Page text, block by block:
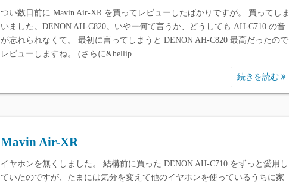
つい数日前に Mavin Air-XR を買ってレビューしたばかりですが。 買ってしま
いました。DENON AH-C820。いやー何て言うか、どうしても AH-C710 の音
が忘れられなくて。 最初に言ってしまうと DENON AH-C820 最高だったので
レビューしますね。 (さらに&hellip…
続きを読む
Mavin Air-XR
イヤホンを無くしました。 結構前に買った DENON AH-C710 をずっと愛用し
ていたのですが、たまには気分を変えて他のイヤホンを使っているうちに家